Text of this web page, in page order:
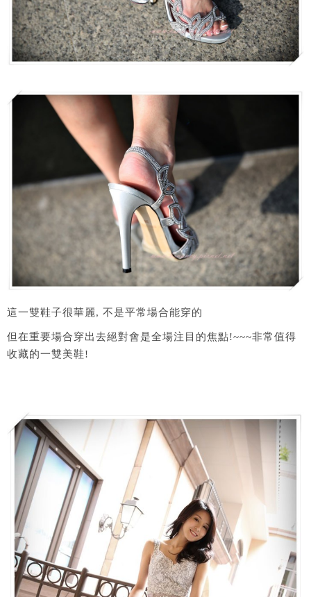
這一雙鞋子很華麗, 不是平常場合能穿的
但在重要場合穿出去絕對會是全場注目的焦點!~~~非常值得
收藏的一雙美鞋!